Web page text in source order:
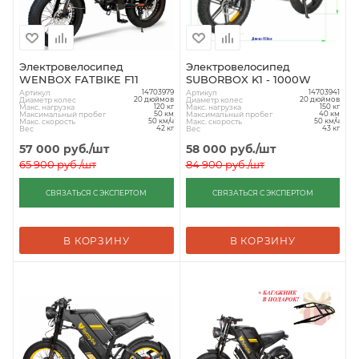
Электровелосипед
WENBOX FATBIKE F11
Артикул 14703979
Диаметр колес 20 дюймов
Макс. нагрузка 120 кг
Максимальный пробег 50 км
Макс. скорость 50 км/ч
Вес 42 кг
57 000 руб./шт
65 900руб./шт
СВЯЗАТЬСЯ С ЭКСПЕРТОМ
В КОРЗИНУ
Электровелосипед
SUBORBOX K1 - 1000W
Артикул 14703941
Диаметр колес 20 дюймов
Макс. нагрузка 150 кг
Максимальный пробег 40 км
Макс. скорость 50 км/ч
Вес 43 кг
58 000 руб./шт
84 900руб./шт
СВЯЗАТЬСЯ С ЭКСПЕРТОМ
В КОРЗИНУ